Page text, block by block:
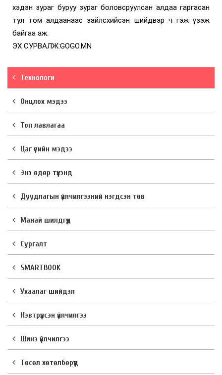
хэдэн зураг буруу зураг боловсруулсан алдаа гаргасан
тул том алдаанаас зайлсхийсэн шийдвэр ч гэж үзэж
байгаа аж.
ЭХ СУРВАЛЖ:GOGO.MN
Технологи
Онцлох мэдээ
Топ лавлагаа
Цаг үеийн мэдээ
Энэ өдөр түүхэнд
Дуудлагын үйлчилгээний нэгдсэн төв
Манай шилдгүүд
Сургалт
SMARTBOOK
Ухаалаг шийдэл
Нэвтрүүлсэн үйлчилгээ
Шинэ үйлчилгээ
Төсөл хөтөлбөрүүд